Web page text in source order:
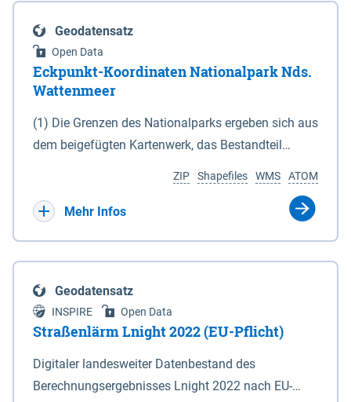
Geodatensatz
Open Data
Eckpunkt-Koordinaten Nationalpark Nds.
Wattenmeer
(1) Die Grenzen des Nationalparks ergeben sich aus
dem beigefügten Kartenwerk, das Bestandteil
(DTK) im Maßstab 1 : 100 000 (Anlage 2), 2.
verkleinerte Amtliche Karte 1 : 5 000 (AK5) im
projizierte Koordinaten im Europäischen
Terrestrischen Referenzsystem 1989 (ETRS 89) mit
der Universalen Transversalen Mercator-Abbildung
bezogen auf die Zone 32 N (UTM 32N) dargestellt
(Anlage 4); Gleiches gilt für die geografischen
ATOM
WMS
Shapefiles
ZIP
Mehr Infos
Geodatensatz
INSPIRE Open Data
Straßenlärm Lnight 2022 (EU-Pflicht)
Digitaler landesweiter Datenbestand des
Berechnungsergebnisses Lnight 2022 nach EU-